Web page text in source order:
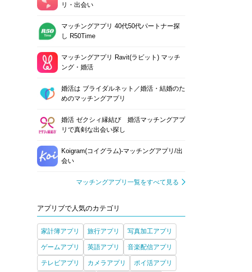
リ・出会い
マッチングアプリ 40代50代パートナー探
し R50Time
マッチングアプリ Ravit(ラビット) マッチ
ング・婚活
婚活は ブライダルネット／婚活・結婚のた
めのマッチングアプリ
婚活 ゼクシィ縁結び 婚活マッチングアプ
リで真剣な出会い探し
Koigram(コイグラム)-マッチングアプリ/出
会い
マッチングアプリ一覧をすべて見る
アプリブで人気のカテゴリ
家計簿アプリ 旅行アプリ 写真加工アプリ
ゲームアプリ 英語アプリ 音楽配信アプリ
テレビアプリ カメラアプリ ポイ活アプリ